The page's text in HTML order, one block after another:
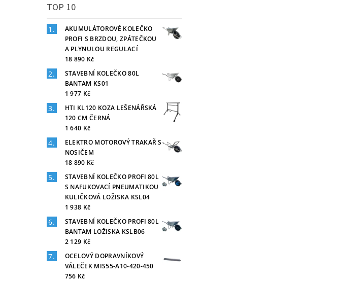
TOP 10
AKUMULÁTOROVÉ KOLEČKO
PROFI S BRZDOU, ZPÁTEČKOU
A PLYNULOU REGULACÍ
18 890 Kč
STAVEBNÍ KOLEČKO 80L
BANTAM KS01
1 977 Kč
HTI KL120 KOZA LEŠENÁŘSKÁ
120 CM ČERNÁ
1 640 Kč
ELEKTRO MOTOROVÝ TRAKAŘ S
NOSIČEM
18 890 Kč
STAVEBNÍ KOLEČKO PROFI 80L
S NAFUKOVACÍ PNEUMATIKOU
KULIČKOVÁ LOŽISKA KSL04
1 938 Kč
STAVEBNÍ KOLEČKO PROFI 80L
BANTAM LOŽISKA KSLB06
2 129 Kč
OCELOVÝ DOPRAVNÍKOVÝ
VÁLEČEK MIS55-A10-420-450
756 Kč